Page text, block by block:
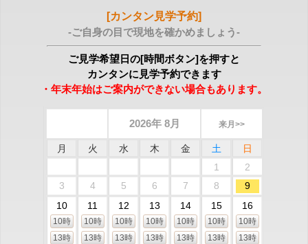
[カンタン見学予約]
-ご自身の目で現地を確かめましょう-
ご見学希望日の[時間ボタン]を押すと
カンタンに見学予約できます
・年末年始はご案内ができない場合もあります。
2026年 8月 来月>>
月 火 水 木 金 土
日
1
2
3
4 5 6 7 8
9
10
10時
13時
11
10時
13時
12
10時
13時
13
10時
13時
14
10時
13時
15
10時
13時
16
10時
13時